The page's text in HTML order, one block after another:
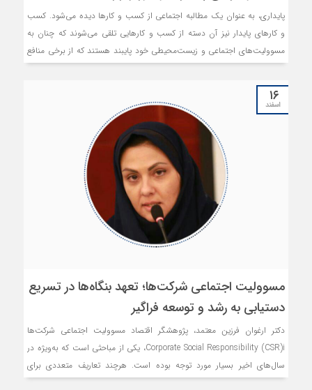
پایداری، به عنوان یک مطالبه اجتماعی از کسب و کارها دیده می‌شود. کسب
و کارهای پایدار نیز آن دسته از کسب و کارهایی تلقی می‌‌‌شوند که چنان به
مسوولیت‌‌‌های اجتماعی و زیست‌‌‌محیطی خود پایبند هستند که از برخی منافع
زیست‌‌‌محیطی نیازی به فدا کردن منافع اقتصادی نیست، بلکه می‌تواند خودش
نیز یک استراتژی اقتصادی باشد.
۱۶
اسفند
مسوولیت اجتماعی شرکت‌ها؛ تعهد بنگاه‌ها در تسریع
دستیابی به رشد و توسعه فراگیر
دکتر ارغوان فرزین معتمد، پژوهشگر اقتصاد مسوولیت اجتماعی شرکت‌ها
Corporate Social Responsibility (CSR)i، یکی از مباحثی است که به‌ویژه در
سال‌های اخیر بسیار مورد توجه بوده است. هرچند تعاریف متعددی برای
مسوولیت اجتماعی شرکت‌ها وجود دارد، آنچه می‌خواهد بر آن تاکید کند،